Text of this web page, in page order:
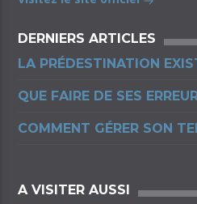
DERNIERS ARTICLES
LA PRÉDESTINATION
QUE FAIRE DE SES
COMMENT GÉRER SON
A VISITER AUSSI